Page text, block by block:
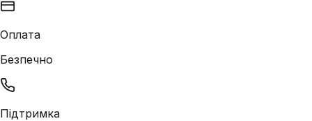
Оплата
Безпечно
Підтримка